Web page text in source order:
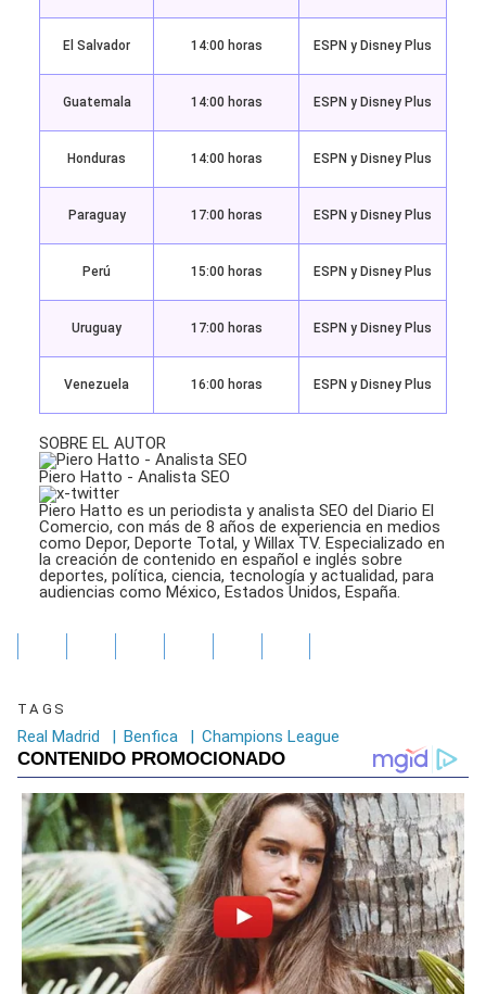
El Salvador 14:00 horas ESPN y Disney Plus
Guatemala 14:00 horas ESPN y Disney Plus
Honduras 14:00 horas ESPN y Disney Plus
Paraguay 17:00 horas ESPN y Disney Plus
Perú 15:00 horas ESPN y Disney Plus
Uruguay 17:00 horas ESPN y Disney Plus
Venezuela 16:00 horas ESPN y Disney Plus
SOBRE EL AUTOR
Piero Hatto - Analista SEO
Piero Hatto es un periodista y analista SEO del Diario El
Comercio, con más de 8 años de experiencia en medios
como Depor, Deporte Total, y Willax TV. Especializado en
la creación de contenido en español e inglés sobre
deportes, política, ciencia, tecnología y actualidad, para
audiencias como México, Estados Unidos, España.
TAGS
Real Madrid | Benfica | Champions League